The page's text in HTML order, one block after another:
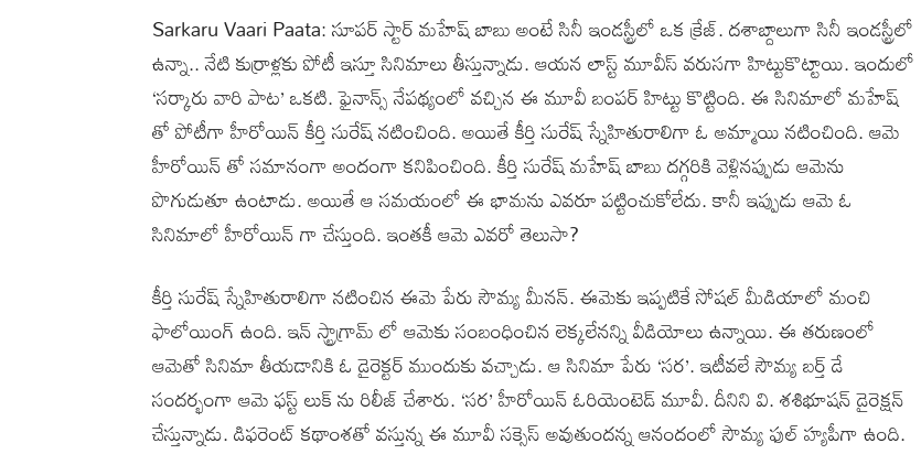
Sarkaru Vaari Paata: సూపర్ స్టార్ మహేష్ బాబు అంటే సినీ ఇండస్ట్రీలో ఒక క్రేజ్. దశాబ్దాలుగా సినీ ఇండస్ట్రీలో
ఉన్నా.. నేటి కుర్రాళ్లకు పోటీ ఇస్తూ సినిమాలు తీస్తున్నాడు. ఆయన లాస్ట్ మూవీస్ వరుసగా హిట్టుకొట్టాయి. ఇందులో
‘సర్కారు వారి పాట’ ఒకటి. ఫైనాన్స్ నేపథ్యంలో వచ్చిన ఈ మూవీ బంపర్ హిట్టు కొట్టింది. ఈ సినిమాలో మహేష్
తో పోటీగా హీరోయిన్ కీర్తి సురేష్ నటించింది. అయితే కీర్తి సురేష్ స్నేహితురాలిగా ఓ అమ్మాయి నటించింది. ఆమె
హీరోయిన్ తో సమానంగా అందంగా కనిపించింది. కీర్తి సురేష్ మహేష్ బాబు దగ్గరికి వెళ్లినప్పుడు ఆమెను
పొగుడుతూ ఉంటాడు. అయితే ఆ సమయంలో ఈ భామను ఎవరూ పట్టించుకోలేదు. కానీ ఇప్పుడు ఆమె ఓ
సినిమాలో హీరోయిన్ గా చేస్తుంది. ఇంతకీ ఆమె ఎవరో తెలుసా?
కీర్తి సురేష్ స్నేహితురాలిగా నటించిన ఈమె పేరు సౌమ్య మీనన్. ఈమెకు ఇప్పటికే సోషల్ మీడియాలో మంచి
ఫాలోయింగ్ ఉంది. ఇన్ స్ట్రాగ్రామ్ లో ఆమెకు సంబంధించిన లెక్కలేనన్ని వీడియోలు ఉన్నాయి. ఈ తరుణంలో
ఆమెతో సినిమా తీయడానికి ఓ డైరెక్టర్ ముందుకు వచ్చాడు. ఆ సినిమా పేరు ‘సర’. ఇటీవలే సౌమ్య బర్త్ డే
సందర్భంగా ఆమె ఫస్ట్ లుక్ ను రిలీజ్ చేశారు. ‘సర’ హీరోయిన్ ఓరియెంటెడ్ మూవీ. దీనిని వి. శశిభూషన్ డైరెక్షన్
చేస్తున్నాడు. డిఫరెంట్ కథాంశతో వస్తున్న ఈ మూవీ సక్సెస్ అవుతుందన్న ఆనందంలో సౌమ్య ఫుల్ హ్యపీగా ఉంది.